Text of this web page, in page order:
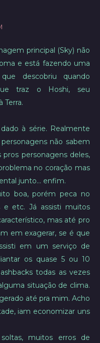
principal (Sky) não
e está fazendo uma
descobriu quando
traz o Hoshi, seu
à série. Realmente
não sabem
personagens deles,
no coração mas
junto… enfim.
boa, porém peca no
e etc. Já assisti muitos
mas até pro
em exagerar, se é que
em um serviço de
os quase 5 ou 10
todas as vezes
situação de clima.
até pra mim. Acho
iam economizar uns
muitos erros de